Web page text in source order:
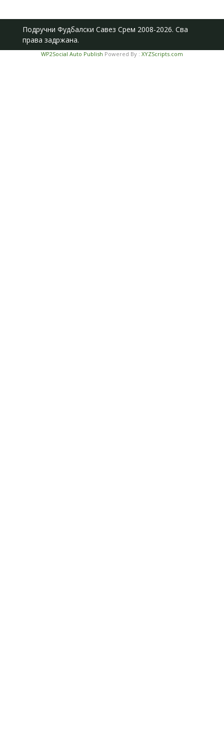
Подручни Фудбалски Савез Срем 2008-2026. Сва
права задржана.
WP2Social Auto Publish Powered By : XYZScripts.com